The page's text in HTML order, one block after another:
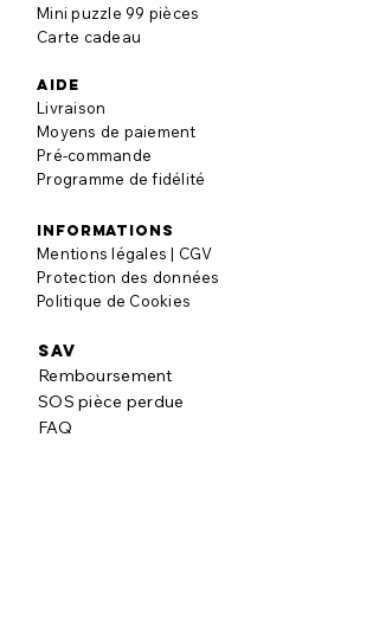
Mini puzzle 99 pièces
Carte cadeau
aide
Livraison
Moyens de paiement
Pré-commande
Programme de fidélité
informations
Mentions légales | CGV
Protection des données
Politique de Cookies
SAV
Remboursement
SOS pièce perdue
FAQ